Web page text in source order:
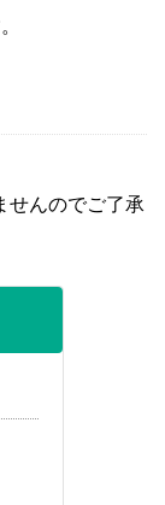
せんのでご了承